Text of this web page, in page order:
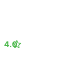
4.0